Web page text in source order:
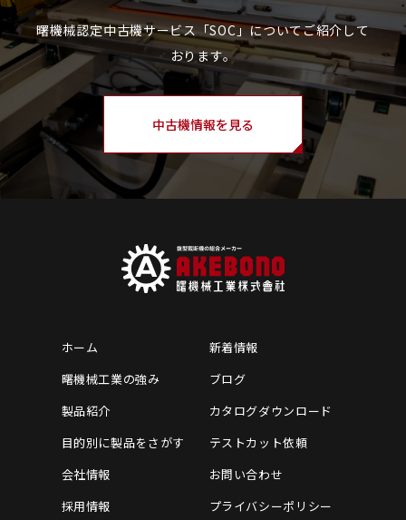
中古機情報を見る
ホーム
曙機械工業の強み
製品紹介
目的別に製品をさがす
会社情報
採用情報
新着情報
ブログ
カタログダウンロード
テストカット依頼
お問い合わせ
プライバシーポリシー